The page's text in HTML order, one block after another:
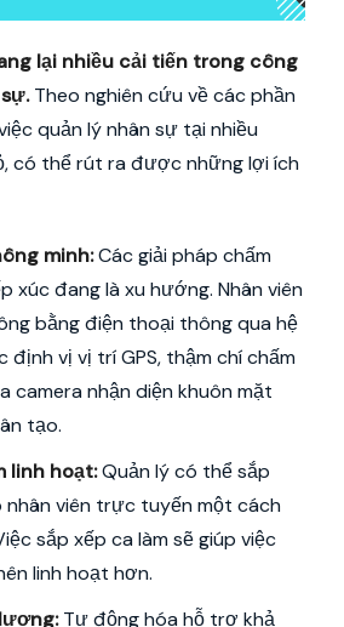
lại nhiều cải tiến trong công
Theo nghiên cứu về các phần
quản lý nhân sự tại nhiều
có thể rút ra được những lợi ích
minh:Các giải pháp chấm
xúc đang là xu hướng. Nhân viên
bằng điện thoại thông qua hệ
định vị vị trí GPS, thậm chí chấm
camera nhận diện khuôn mặt
tạo.
linh hoạt:Quản lý có thể sắp
nhân viên trực tuyến một cách
sắp xếp ca làm sẽ giúp việc
linh hoạt hơn.
:Tự động hóa hỗ trợ khả